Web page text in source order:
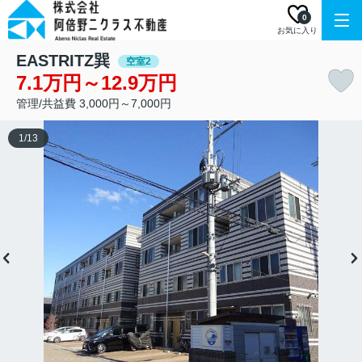
お気に入り
0
EASTRITZ巽 空室2
7.1万円～12.9万円
管理/共益費 3,000円～7,000円
1/13